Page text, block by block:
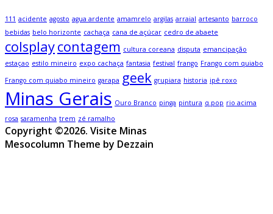
111 acidente agosto agua ardente amamrelo argilas arraial artesanto barroco
bebidas belo horizonte cachaça cana de açúcar cedro de abaete
colsplaycontagem cultura coreana disputa emancipação
estaçao estilo mineiro expo cachaça fantasia festival frango Frango com quiabo
Frango com quiabo mineiro garapa geek grupiara historia ipê roxo
Minas Gerais Ouro Branco pinga pintura q.pop rio acima
rosa saramenha trem zé ramalho
Copyright ©2026. Visite Minas
Mesocolumn Theme by Dezzain